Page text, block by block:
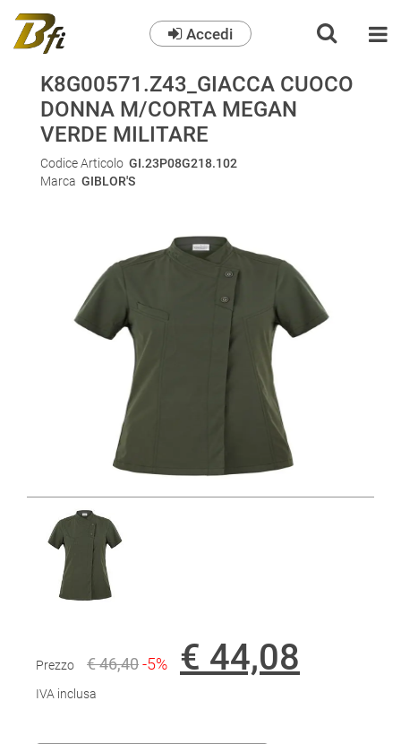
Accedi
K8G00571.Z43_GIACCA CUOCO
DONNA M/CORTA MEGAN
VERDE MILITARE
Codice Articolo GI.23P08G218.102
Marca GIBLOR'S
Prezzo € 46,40-5% € 44,08
IVA inclusa